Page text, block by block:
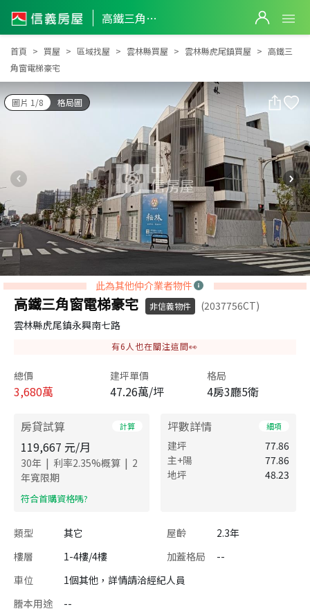
高鐵三角窗電梯豪宅
高鐵三角窗電梯豪宅
首頁 買屋 區域找屋 雲林縣買屋 雲林縣虎尾鎮買屋
高鐵三
角窗電梯豪宅
圖片 1/8 格局圖
此為其他仲介業者物件
高鐵三角窗電梯豪宅 非信義物件
(2037756CT)
雲林縣虎尾鎮永興南七路
有6 人也在關注這間👀
總價
3,680萬
建坪單價
47.26萬/坪
格局
4房3廳5衛
房貸試算 計算
119,667 元/月
30年 | 利率2.35%概算 | 2
年寬限期
​符合首購資格嗎?
坪數詳情 細項
建坪
77.86
主+陽
77.86
地坪
48.23
類型 其它 屋齡
2.3年
樓層
1-4樓/4樓 加蓋格局
--
車位
1個其他，詳情請洽經紀人員
謄本用途
--